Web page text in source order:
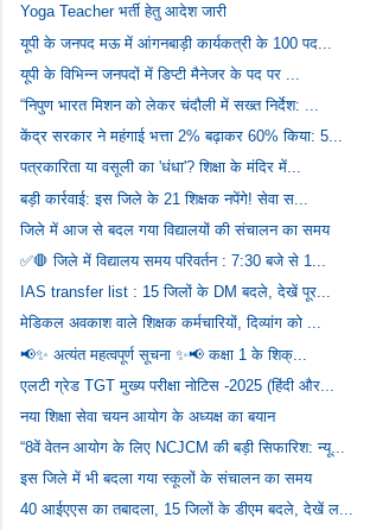
Yoga Teacher भर्ती हेतु आदेश जारी
यूपी के जनपद मऊ में आंगनबाड़ी कार्यकत्री के 100 पद...
यूपी के विभिन्न जनपदों में डिप्टी मैनेजर के पद पर ...
“निपुण भारत मिशन को लेकर चंदौली में सख्त निर्देश: ...
केंद्र सरकार ने महंगाई भत्ता 2% बढ़ाकर 60% किया: 5...
पत्रकारिता या वसूली का 'धंधा'? शिक्षा के मंदिर में...
बड़ी कार्रवाई: इस जिले के 21 शिक्षक नपेंगे! सेवा स...
जिले में आज से बदल गया विद्यालयों की संचालन का समय
✅🛑 जिले में विद्यालय समय परिवर्तन : 7:30 बजे से 1...
IAS transfer list : 15 जिलों के DM बदले, देखें पूर...
मेडिकल अवकाश वाले शिक्षक कर्मचारियों, दिव्यांग को ...
📢✨ अत्यंत महत्वपूर्ण सूचना ✨📢 कक्षा 1 के शिक्...
एलटी ग्रेड TGT मुख्य परीक्षा नोटिस -2025 (हिंदी और...
नया शिक्षा सेवा चयन आयोग के अध्यक्ष का बयान
“8वें वेतन आयोग के लिए NCJCM की बड़ी सिफारिश: न्यू...
इस जिले में भी बदला गया स्कूलों के संचालन का समय
40 आईएएस का तबादला, 15 जिलों के डीएम बदले, देखें ल...